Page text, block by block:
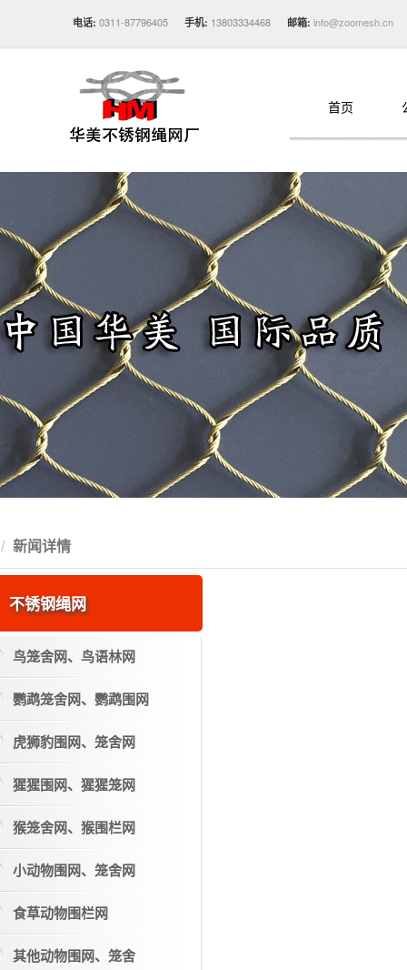
电话: 0311-87796405 手机: 13803334468 邮箱: info@zoomesh.cn
首页
新闻详情
不锈钢绳网
鸟笼舍网、鸟语林网
鹦鹉笼舍网、鹦鹉围网
虎狮豹围网、笼舍网
猩猩围网、猩猩笼网
猴笼舍网、猴围栏网
小动物围网、笼舍网
食草动物围栏网
其他动物围网、笼舍